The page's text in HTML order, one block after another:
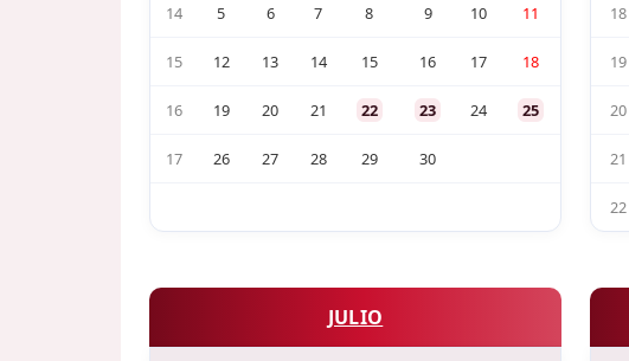
14 5 6 7 8 9 10 11
15 12 13 14 15 16 17 18
16 19 20 21 22 23 24 25
17 26 27 28 29 30
18
19
20
21
22
JULIO